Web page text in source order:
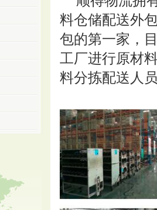
料仓储配送外
包的第一家，
工厂进行原材
料分拣配送人